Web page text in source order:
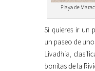
Playa de
Si quieres ir un
un paseo de
Livadhia,
bonitas de la